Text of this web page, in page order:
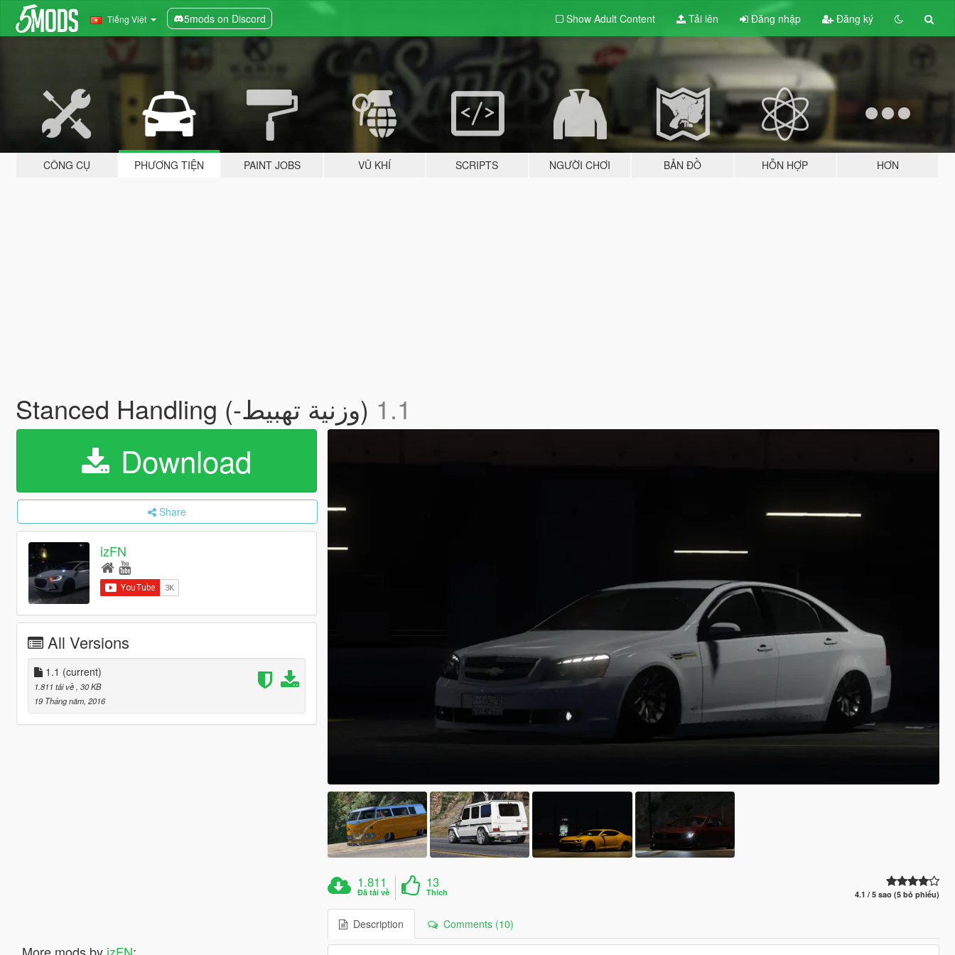
Tiếng Việt 5mods on Discord Show Adult Content Tải lên Đăng nhập Đăng ký
CÔNG CỤ PHƯƠNG TIỆN PAINT JOBS VŨ KHÍ SCRIPTS NGƯỜI CHƠI BẢN ĐỒ HỖN HỢP HƠN
Stanced Handling (-وزنية تهبيط) 1.1
Download
Share
izFN
All Versions
1.1 (current)
1.811 tải về , 30 KB
19 Tháng năm, 2016
More mods by izFN:
1.811
Đã tải về
13
Thích 4.1 / 5 sao (5 bỏ phiếu)
Description Comments (10)